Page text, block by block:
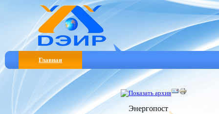
Главная
Энергопост